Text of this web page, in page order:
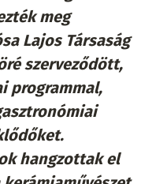
meg
Lajos Társaság
szerveződött,
programmal,
hangzottak el